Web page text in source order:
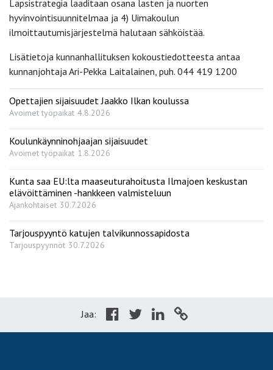
Lapsistrategia laaditaan osana lasten ja nuorten
hyvinvointisuunnitelmaa ja 4) Uimakoulun
ilmoittautumisjärjestelmä halutaan sähköistää.
Lisätietoja kunnanhallituksen kokoustiedotteesta antaa
kunnanjohtaja Ari-Pekka Laitalainen, puh. 044 419 1200
Opettajien sijaisuudet Jaakko Ilkan koulussa
Avoimet työpaikat 4.8.2026
Koulunkäynninohjaajan sijaisuudet
Avoimet työpaikat 1.8.2026
Kunta saa EU:lta maaseuturahoitusta Ilmajoen keskustan
elävöittäminen -hankkeen valmisteluun
Ajankohtaiset 30.7.2026
Tarjouspyyntö katujen talvikunnossapidosta
Tarjouspyynnöt 30.7.2026
Jaa: